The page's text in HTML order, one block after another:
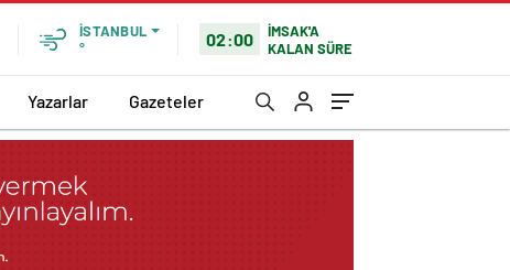
İSTANBUL
°
02:00
İMSAK'A
KALAN SÜRE
Yazarlar Gazeteler